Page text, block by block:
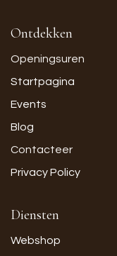
Ontdekken
Openingsuren
Startpagina
Events
Blog
Contacteer
Privacy Policy
Diensten
Webshop